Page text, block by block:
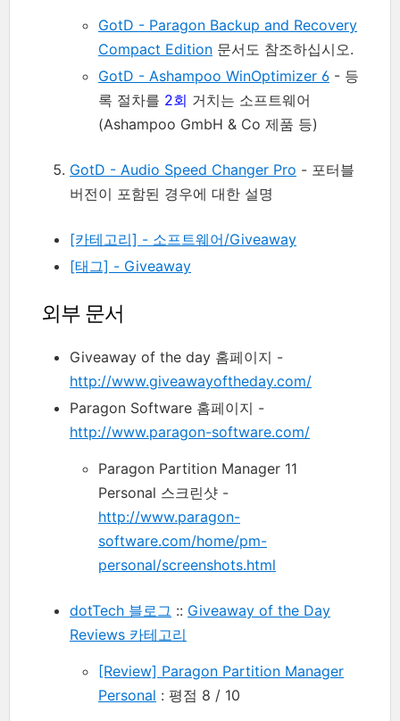
GotD - Paragon Backup and Recovery
Compact Edition 문서도 참조하십시오.
GotD - Ashampoo WinOptimizer 6 - 등
록 절차를 2회 거치는 소프트웨어
(Ashampoo GmbH & Co 제품 등)
GotD - Audio Speed Changer Pro - 포터블
버전이 포함된 경우에 대한 설명
[카테고리] - 소프트웨어/Giveaway
[태그] - Giveaway
외부 문서
Giveaway of the day 홈페이지 -
http://www.giveawayoftheday.com/
Paragon Software 홈페이지 -
http://www.paragon-software.com/
Paragon Partition Manager 11
Personal 스크린샷 -
http://www.paragon-
software.com/home/pm-
personal/screenshots.html
dotTech 블로그 :: Giveaway of the Day
Reviews 카테고리
[Review] Paragon Partition Manager
Personal : 평점 8 / 10